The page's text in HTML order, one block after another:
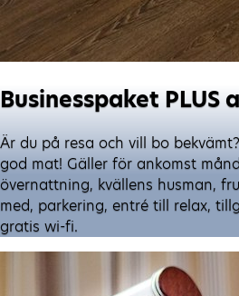
Businesspaket PLUS
Är du på resa och vill bo
god mat! Gäller för ankomst
övernattning, kvällens husman,
med, parkering, entré till relax,
gratis wi-fi.